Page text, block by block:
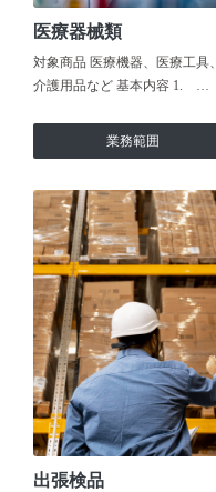
医療器械類
対象商品 医療機器、医療工具、
介護用品など 基本内容 1. …
業務範囲
出張検品